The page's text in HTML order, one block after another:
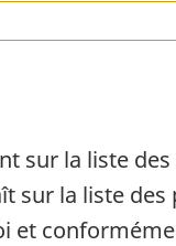
sur la liste
la liste des
et